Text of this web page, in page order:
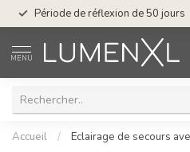
Période de réflexion de 50 jours
MENU
Accueil / Eclairage de secours